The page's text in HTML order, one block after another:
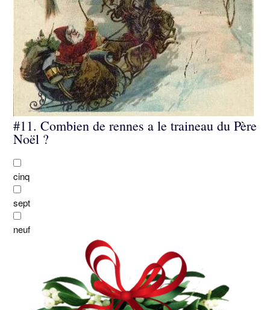
#11. Combien de rennes a le traineau du Père
Noël ?
cinq
sept
neuf